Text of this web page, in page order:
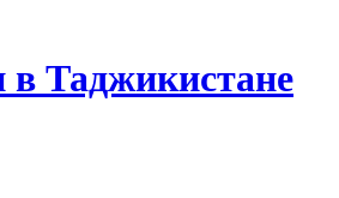
в Таджикистане